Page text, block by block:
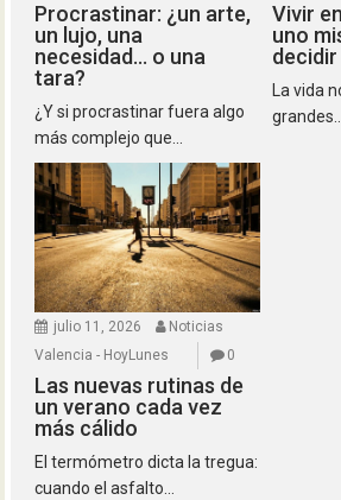
Procrastinar: ¿un arte,
un lujo, una
necesidad… o una
tara?
¿Y si procrastinar fuera algo
más complejo que...
Vivir
uno
La vida
grandes...
julio 11, 2026
Noticias
Valencia - HoyLunes
0
Las nuevas rutinas de
un verano cada vez
más cálido
El termómetro dicta la tregua:
cuando el asfalto...